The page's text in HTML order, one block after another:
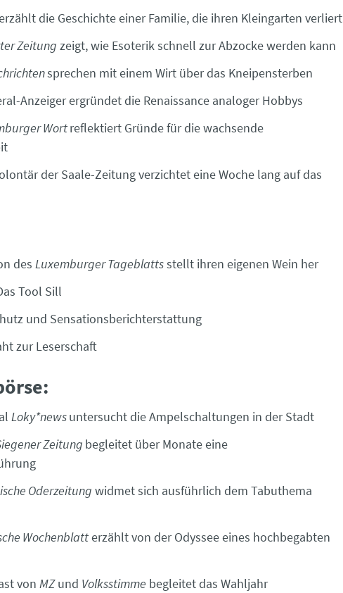
die Geschichte einer Familie, die ihren Kleingarten verliert
Zeitung zeigt, wie Esoterik schnell zur Abzocke werden kann
sprechen mit einem Wirt über das Kneipensterben
Anzeiger ergründet die Renaissance analoger Hobbys
Wortreflektiert Gründe für die wachsende
der Saale-Zeitung verzichtet eine Woche lang auf das
des Luxemburger Tageblattsstellt ihren eigenen Wein her
Tool Sill
und Sensationsberichterstattung
zur Leserschaft
Loky*newsuntersucht die Ampelschaltungen in der Stadt
Zeitung begleitet über Monate eine
Oderzeitung widmet sich ausführlich dem Tabuthema
Wochenblatterzählt von der Odyssee eines hochbegabten
von MZund Volksstimme begleitet das Wahljahr